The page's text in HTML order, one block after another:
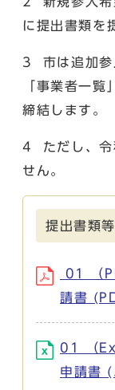
に提出書類を
3 市は追加参
「事業者一
締結します。
4 ただし、令
せん。
提出書類等
01 （
請書
01 （
申請書